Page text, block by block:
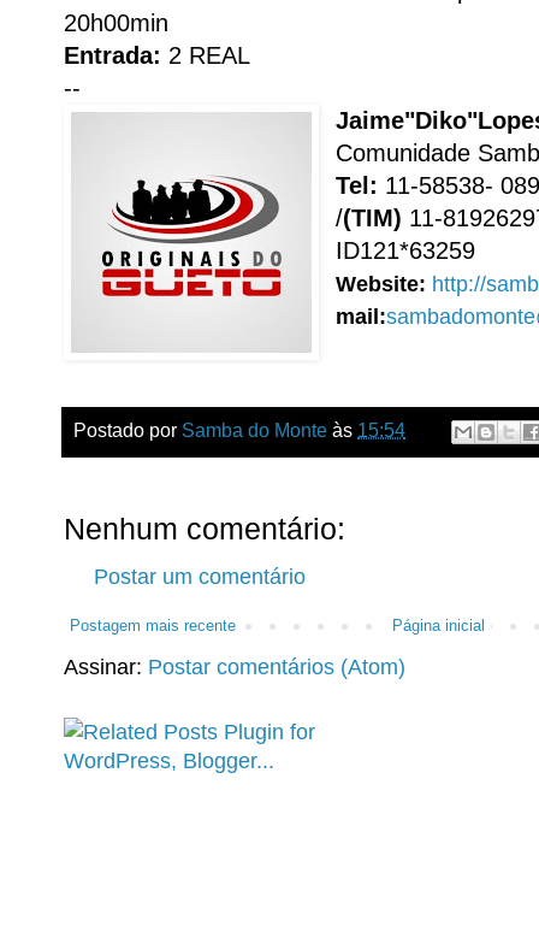
20h00min
Entrada: 2 REAL
--
Comunidade
Tel: 11-58538-
/(TIM) 11-
ID121*63259
Website: http://
mail:
Postado por Samba do Monte às 15:54
Nenhum comentário:
Postar um comentário
Postagem mais recente Página inicial
Assinar: Postar comentários (Atom)